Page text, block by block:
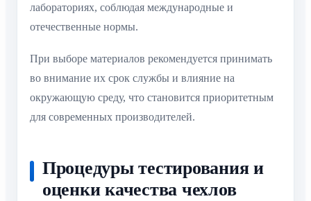
лабораториях, соблюдая международные и
отечественные нормы.
При выборе материалов рекомендуется принимать
во внимание их срок службы и влияние на
окружающую среду, что становится приоритетным
для современных производителей.
Процедуры тестирования и
оценки качества чехлов